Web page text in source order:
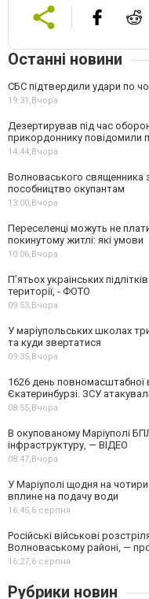
Останні новини
СБС підтвердили удари по
19:31,Вчора
Дезертирував під час
прикордоннику повідомили
14:44,Вчора
Волноваського священника
пособництво окупантам
13:00,Вчора
Переселенці можуть не
покинутому житлі: які умови
10:06,Вчора
П’ятьох українських
території, - ФОТО
09:53,Вчора
У маріупольських школах
та куди звертатися
09:35,Вчора
1626 день повномасштабної
Єкатеринбурзі. ЗСУ
08:55,Вчора
В окупованому Маріуполі
інфраструктуру, — ВІДЕО
08:47,Вчора
У Маріуполі щодня на
вплине на подачу води
16:45,6 серпня
Російські військові
Волноваському районі, —
16:27,6 серпня
Рубрики новин